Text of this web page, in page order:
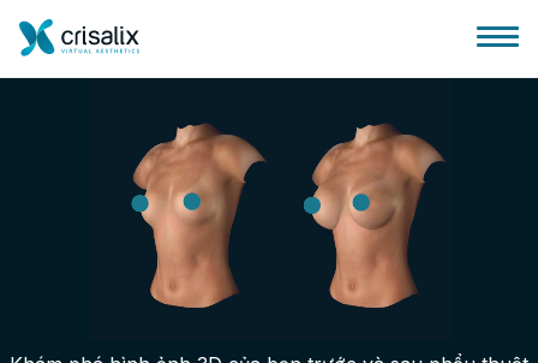
Bác sĩ phẫu thuật
Nền tảng kinh doanh 3D